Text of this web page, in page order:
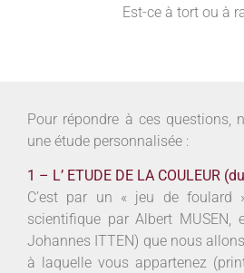
Est-ce à tort ou à
Pour répondre à ces questions,
une étude personnalisée :
1 – L’ ETUDE DE LA COULEUR
C’est par un « jeu de foulard
scientifique par Albert MUSEN,
Johannes ITTEN) que nous
à laquelle vous appartenez